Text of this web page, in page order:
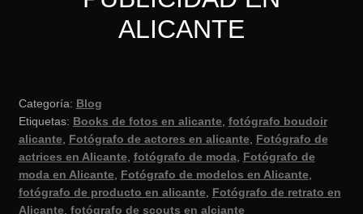
ALICANTE
Categoría: Blog
Etiquetas: Books de fotos en alicante, fotógrafo boudoir
alicante, Fotógrafo de actores en alicante, Fotógrafo de
actrices en Alicante, fotógrafo de moda, Fotógrafo de
moda en Alicante, Fotógrafo de modelos en Alicante,
fotógrafo de producto en alicante, Fotógrafo de retrato en
Alicante, fotógrafo de scouts en alciante